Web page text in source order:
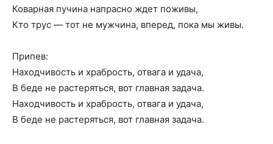
Коварная пучина напрасно ждет поживы,
Кто трус — тот не мужчина, вперед, пока мы живы.
Припев:
Находчивость и храбрость, отвага и удача,
В беде не растеряться, вот главная задача.
Находчивость и храбрость, отвага и удача,
В беде не растеряться, вот главная задача.